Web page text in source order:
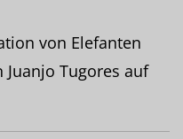
von Elefanten
Tugores auf